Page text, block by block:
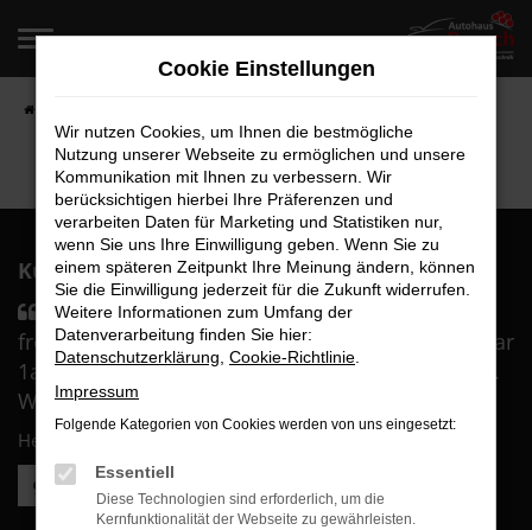
Zum
springen
Kunden über uns:
Sämtliches Personal war durch und durch
freundlich und sehr kompetent. Die Beratung war
1a und wir haben uns in besten Händen gefühlt.
Wir sind überglücklich mit ....
Herr B.
Weitere Kundenstimmen lesen
Cookie Einstellungen
Wir nutzen Cookies, um Ihnen die bestmögliche
Nutzung unserer Webseite zu ermöglichen und unsere
Kommunikation mit Ihnen zu verbessern. Wir
berücksichtigen hierbei Ihre Präferenzen und
verarbeiten Daten für Marketing und Statistiken nur,
wenn Sie uns Ihre Einwilligung geben. Wenn Sie zu
einem späteren Zeitpunkt Ihre Meinung ändern, können
Sie die Einwilligung jederzeit für die Zukunft widerrufen.
Weitere Informationen zum Umfang der
Datenverarbeitung finden Sie hier:
Datenschutzerklärung Cookie-Richtlinie
Impressum
Folgende Kategorien von Cookies werden von uns eingesetzt:
Essentiell
Diese Technologien sind erforderlich, um die
Kernfunktionalität der Webseite zu gewährleisten.